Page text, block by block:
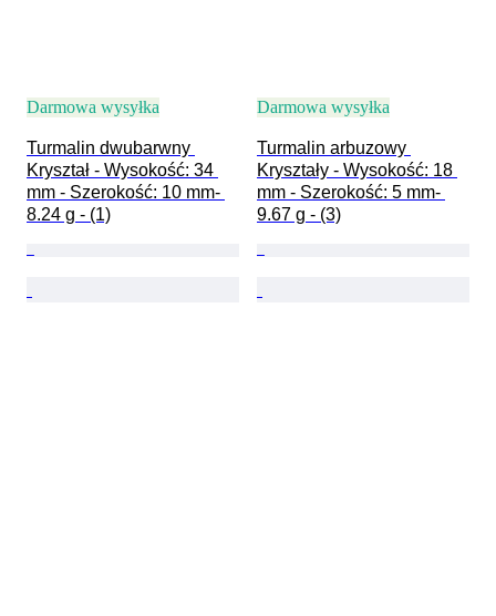
Darmowa wysyłka
Turmalin dwubarwny
Kryształ - Wysokość: 34
mm - Szerokość: 10 mm-
8.24 g - (1)
Darmowa wysyłka
Turmalin arbuzowy
Kryształy - Wysokość: 18
mm - Szerokość: 5 mm-
9.67 g - (3)